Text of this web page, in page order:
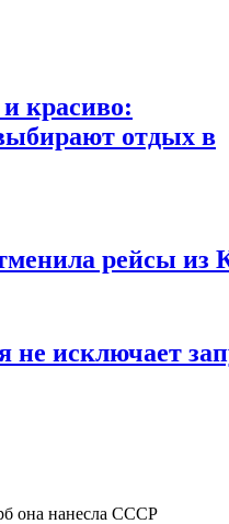
красиво:
отдых в
рейсы из
не исключает
она нанесла СССР